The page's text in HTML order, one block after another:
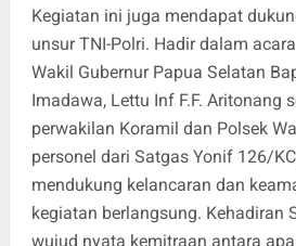
Kegiatan ini juga mendapat
unsur TNI-Polri. Hadir dalam
Wakil Gubernur Papua Selatan
Imadawa, Lettu Inf F.F. Aritonang
perwakilan Koramil dan Polsek
personel dari Satgas Yonif 126/
mendukung kelancaran dan
kegiatan berlangsung. Kehadiran
wujud nyata kemitraan antara